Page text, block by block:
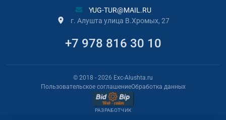
YUG-TUR@MAIL.RU
г. Алушта улица В.Хромых, 27
+7 978 816 30 10
© 2018 - 2026 Exc-Alushta.ru
Пользовательское соглашениеОбработка данных
РАЗРАБОТЧИК